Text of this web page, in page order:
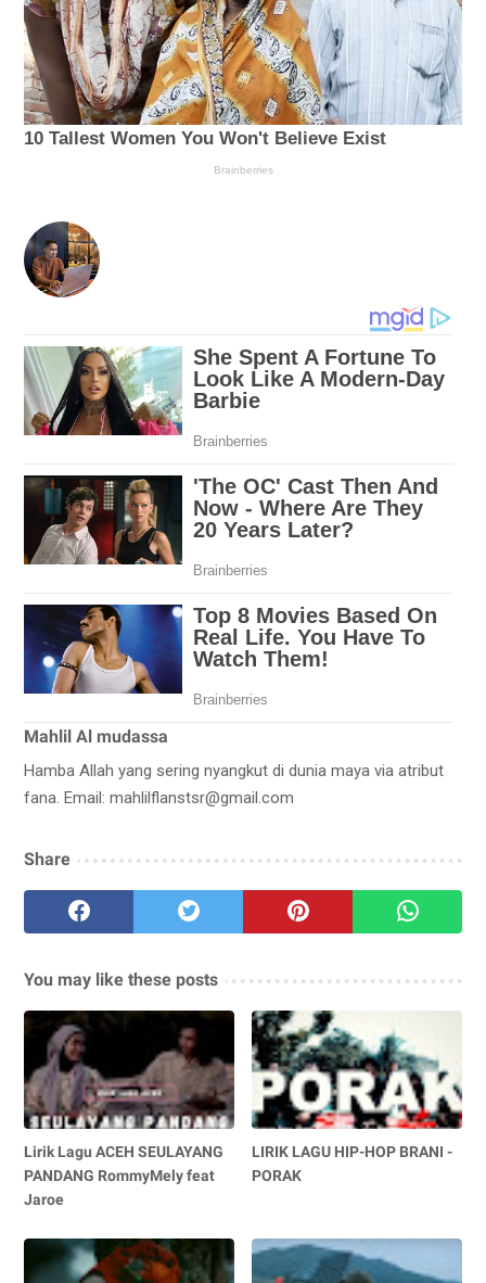
Mahlil Al mudassa
Hamba Allah yang sering nyangkut di dunia maya via atribut
fana. Email: mahlilflanstsr@gmail.com
Share
You may like these posts
Lirik Lagu ACEH SEULAYANG
PANDANG RommyMely feat
Jaroe
LIRIK LAGU HIP-HOP BRANI -
PORAK